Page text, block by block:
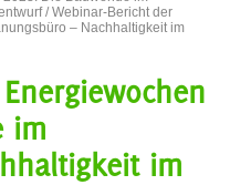
/ Webinar-Bericht der
– Nachhaltigkeit im
im
im